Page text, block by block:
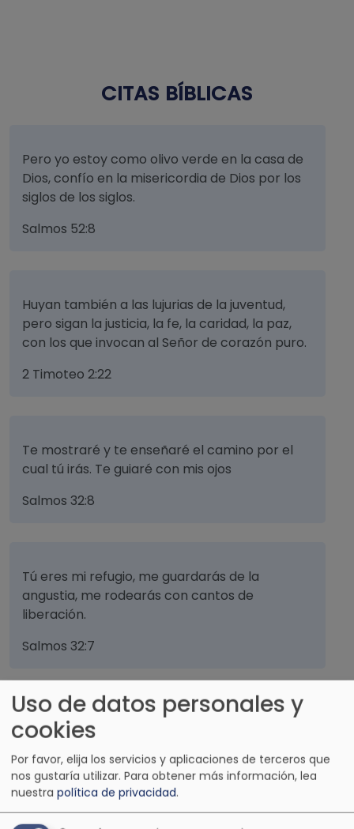
CITAS BÍBLICAS
Pero yo estoy como olivo verde en la casa de
Dios, confío en la misericordia de Dios por los
siglos de los siglos.
Salmos 52:8
Huyan también a las lujurias de la juventud,
pero sigan la justicia, la fe, la caridad, la paz,
con los que invocan al Señor de corazón puro.
2 Timoteo 2:22
Te mostraré y te enseñaré el camino por el
cual tú irás. Te guiaré con mis ojos
Salmos 32:8
Tú eres mi refugio, me guardarás de la
angustia, me rodearás con cantos de
liberación.
Salmos 32:7
Cuando mi padre y mi madre me desamparen,
entonces el Señor me llevará.
Salmos 27:10
Uso de datos personales y
cookies
Por favor, elija los servicios y aplicaciones de terceros que
nos gustaría utilizar. Para obtener más información, lea
nuestra política de privacidad.